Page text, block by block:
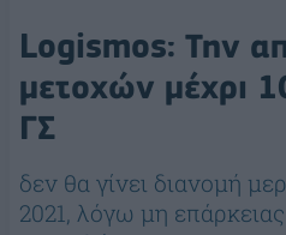
Logismos: Την
μετοχών μέχρι
ΓΣ
δεν θα γίνει διανομή
2021, λόγω μη